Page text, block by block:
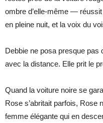
ombre d’elle-même — réussit
en pleine nuit, et la voix du
Debbie ne posa presque pas
avec la distance. Elle prit le
Quand la voiture noire se
Rose s’abritait parfois, Rose
femme élégante qui en